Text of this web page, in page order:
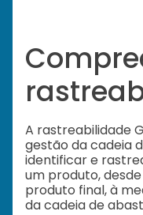
A rastreabilidade
gestão da cadeia
identificar e
um produto,
produto final, à
da cadeia de